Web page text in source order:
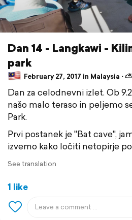
Dan 14 - Langkawi -
park
February 27, 2017 in Malaysia ⋅
Dan za celodnevni izlet. Ob
našo malo teraso in peljemo
Park.
Prvi postanek je "Bat cave",
izvemo kako ločiti netopirje
See translation
1 like